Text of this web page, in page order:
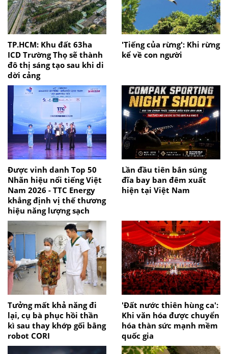
TP.HCM: Khu đất 63ha
ICD Trường Thọ sẽ thành
đô thị sáng tạo sau khi di
dời cảng
'Tiếng của rừng': Khi rừng
kể về con người
Được vinh danh Top 50
Nhãn hiệu nổi tiếng Việt
Nam 2026 - TTC Energy
khẳng định vị thế thương
hiệu năng lượng sạch
Lần đầu tiên bắn súng
đĩa bay ban đêm xuất
hiện tại Việt Nam
Tưởng mất khả năng đi
lại, cụ bà phục hồi thần
kì sau thay khớp gối bằng
robot CORI
'Đất nước thiên hùng ca':
Khi văn hóa được chuyển
hóa thàn sức mạnh mềm
quốc gia